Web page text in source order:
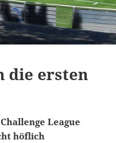
die ersten
League
höflich